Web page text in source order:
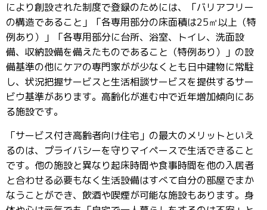
により創設された制度で登録のためには、「バリアフリー
の構造であること」「各専用部分の床面積は25㎡以上（特
例あり）」「各専用部分に台所、浴室、トイレ、洗面設
備、収納設備を備えたものであること（特例あり）」の設
備基準の他にケアの専門家がが少なくとも日中建物に常駐
し、状況把握サービスと生活相談サービスを提供するサー
ビウ基準があります。高齢化が進む中で近年増加傾向にあ
る施設です。
「サービス付き高齢者向け住宅」の最大のメリットといえ
るのは、プライバシーを守りマイペースで生活できること
です。他の施設と異なり起床時間や食事時間を他の入居者
と合わせる必要もなく生活設備はすべて自分の部屋でまか
なうことができ、飲酒や喫煙が可能な施設もあります。身